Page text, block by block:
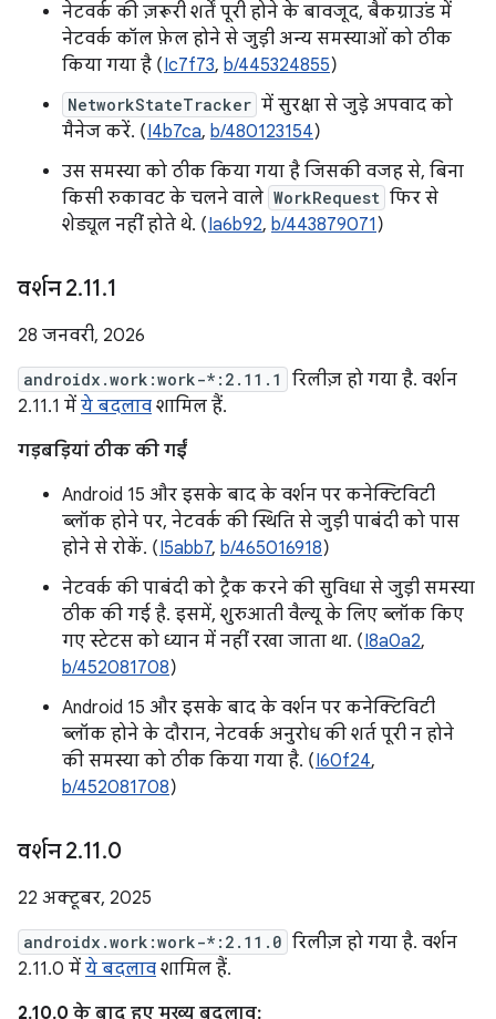
नेटवर्क की ज़रूरी शर्तें पूरी होने के बावजूद, बैकग्राउंड में
नेटवर्क कॉल फ़ेल होने से जुड़ी अन्य समस्याओं को ठीक
किया गया है (Ic7f73, b/445324855)
NetworkStateTracker में सुरक्षा से जुड़े अपवाद को
मैनेज करें. (I4b7ca, b/480123154)
उस समस्या को ठीक किया गया है जिसकी वजह से, बिना
किसी रुकावट के चलने वाले WorkRequest फिर से
शेड्यूल नहीं होते थे. (Ia6b92, b/443879071 )
वर्शन 2.11.1
28 जनवरी, 2026
androidx.work:work-*:2.11.1
रिलीज़ हो गया है. वर्शन
2.11.1 में ये बदलाव शामिल हैं.
गड़बड़ियां ठीक की गईं
Android 15 और इसके बाद के वर्शन पर कनेक्टिविटी
ब्लॉक होने पर, नेटवर्क की स्थिति से जुड़ी पाबंदी को पास
होने से रोकें. (I5abb7, b/465016918)
नेटवर्क की पाबंदी को ट्रैक करने की सुविधा से जुड़ी समस्या
ठीक की गई है. इसमें, शुरुआती वैल्यू के लिए ब्लॉक किए
गए स्टेटस को ध्यान में नहीं रखा जाता था. (I8a0a2,
b/452081708)
Android 15 और इसके बाद के वर्शन पर कनेक्टिविटी
ब्लॉक होने के दौरान, नेटवर्क अनुरोध की शर्त पूरी न होने
की समस्या को ठीक किया गया है. (I60f24,
b/452081708)
वर्शन 2.11.0
22 अक्टूबर, 2025
androidx.work:work-*:2.11.0 रिलीज़ हो गया है. वर्शन
2.11.0 में ये बदलाव शामिल हैं.
2.10.0 के बाद हुए मुख्य बदलाव: